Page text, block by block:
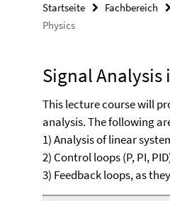
Startseite Fachbereich
Physics
Signal Analysis
This lecture course will
analysis. The following
1) Analysis of linear
2) Control loops (P, PI,
3) Feedback loops, as